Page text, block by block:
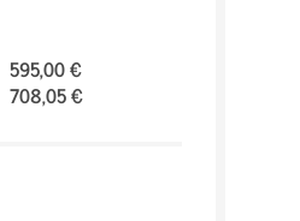
595,00 €
708,05 €